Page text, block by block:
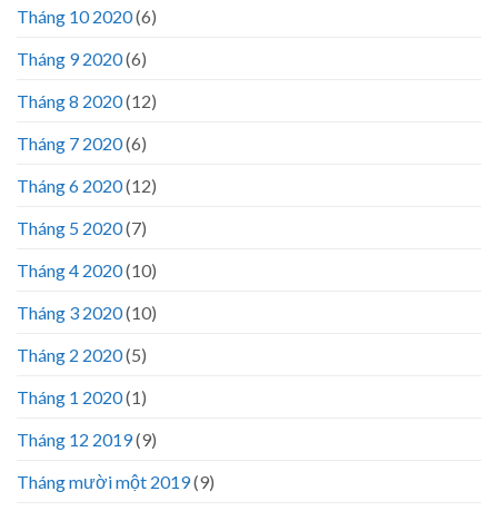
Tháng 10 2020(6)
Tháng 9 2020(6)
Tháng 8 2020(12)
Tháng 7 2020(6)
Tháng 6 2020(12)
Tháng 5 2020(7)
Tháng 4 2020(10)
Tháng 3 2020(10)
Tháng 2 2020(5)
Tháng 1 2020(1)
Tháng 12 2019(9)
Tháng mười một 2019(9)